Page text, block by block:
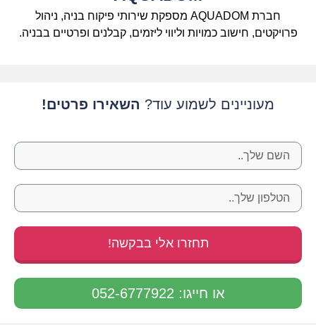
חברת AQUADOM מספקת שירותי פיקוח בניה, ניהול
פרויקטים, חישוב כמויות וליווי ליזמים, קבלנים ופרטיים בבניה.
מעוניינים לשמוע עוד? השאירו פרטים!
תחזרו אלי בבקשה!
או חייגו: 052-6777922